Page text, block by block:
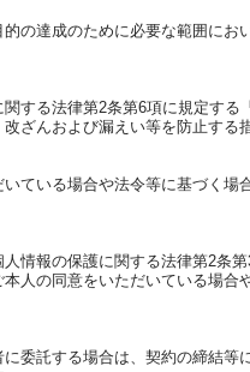
の達成のために必要な範囲にお
する法律第2条第6項に規定する
ざんおよび漏えい等を防止する
ている場合や法令等に基づく場
情報の保護に関する法律第2条
人の同意をいただいている場合
委託する場合は、契約の締結等